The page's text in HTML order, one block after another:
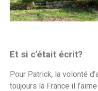
Et si c’était écrit?
Pour Patrick, la volonté
toujours la France il